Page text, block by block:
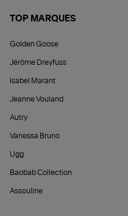
TOP MARQUES
Golden Goose
Jérôme Dreyfuss
Isabel Marant
Jeanne Vouland
Autry
Vanessa Bruno
Ugg
Baobab Collection
Assouline